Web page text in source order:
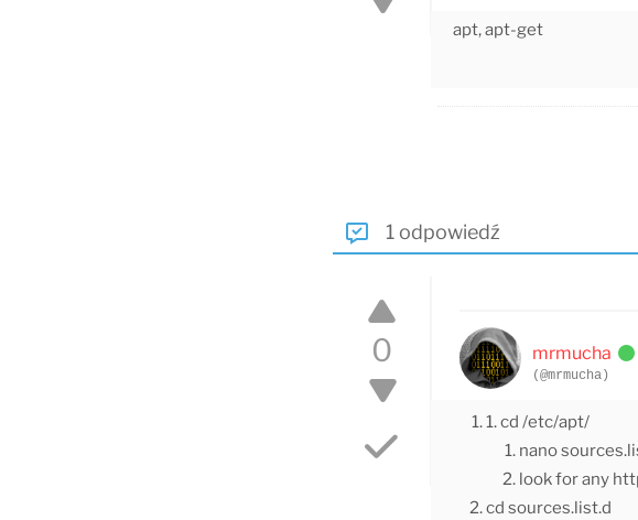
apt, apt-get
1 odpowiedź
0 mrmucha
(@mrmucha)
1. cd /etc/apt/
nano
look for any
cd sources.list.d